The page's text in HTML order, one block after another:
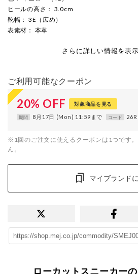
ヒールの高さ ： 3.0cm
靴幅 ： 3E（広め）
表素材 ： 本革
さらに詳しい情報を表示
ご利用可能なクーポン
20% OFF 対象商品を見る
期間 8月17日 (Mon) 11:59まで コード
※1回のご注文に使えるクーポンは1つです
ん。
マイブランド
ローカットスニーカー